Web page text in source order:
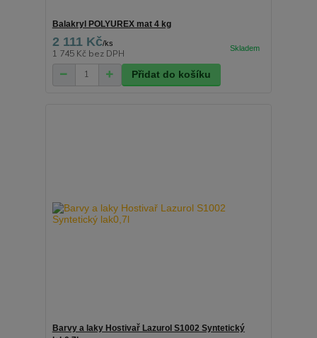
Balakryl POLYUREX mat 4 kg
2 111 Kč/ks
1 745 Kč bez DPH
Přidat do košíku
Barvy a laky Hostivař Lazurol S1002 Syntetický